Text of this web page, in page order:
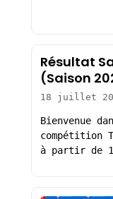
Résultat
(Saison
18 juillet
Bienvenue
compétition
à partir de